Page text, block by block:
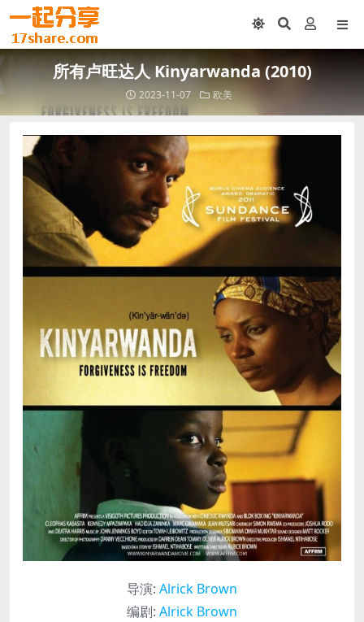
所有卢旺达人 Kinyarwanda (2010)
2023-11-07 欧美
导演: Alrick Brown
编剧: Alrick Brown